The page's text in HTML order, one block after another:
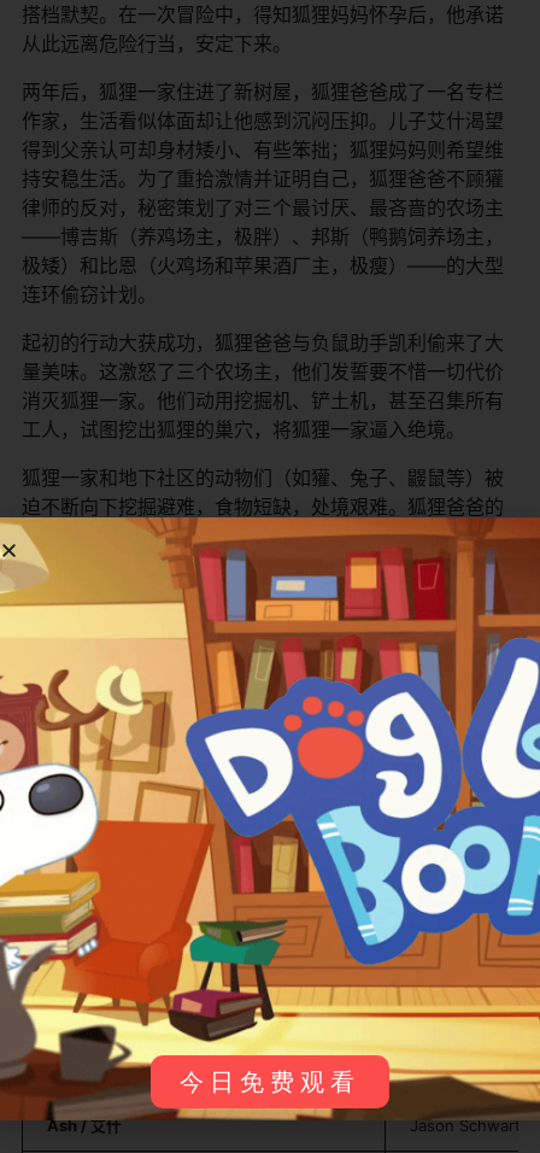
搭档默契。在一次冒险中，得知狐狸妈妈怀孕后，他承诺
从此远离危险行当，安定下来。
两年后，狐狸一家住进了新树屋，狐狸爸爸成了一名专栏
作家，生活看似体面却让他感到沉闷压抑。儿子艾什渴望
得到父亲认可却身材矮小、有些笨拙；狐狸妈妈则希望维
持安稳生活。为了重拾激情并证明自己，狐狸爸爸不顾獾
律师的反对，秘密策划了对三个最讨厌、最吝啬的农场主
——博吉斯（养鸡场主，极胖）、邦斯（鸭鹅饲养场主，
极矮）和比恩（火鸡场和苹果酒厂主，极瘦）——的大型
连环偷窃计划。
起初的行动大获成功，狐狸爸爸与负鼠助手凯利偷来了大
量美味。这激怒了三个农场主，他们发誓要不惜一切代价
消灭狐狸一家。他们动用挖掘机、铲土机，甚至召集所有
工人，试图挖出狐狸的巢穴，将狐狸一家逼入绝境。
狐狸一家和地下社区的动物们（如獾、兔子、鼹鼠等）被
迫不断向下挖掘避难，食物短缺，处境艰难。狐狸爸爸的
鲁莽行为让家人和邻居陷入危机，他也因此与狐狸妈妈产
生矛盾，并让儿子艾什感到失望。
在困境中，狐狸爸爸必须承担起责任。他发挥领导才能和
创造力，联合所有动物，制定了一个更大胆的计划：不是
继续逃跑，而是直接挖通通往三个农场主仓库的隧道，来
一场“地下大掠夺”！与此同时，艾什也试图通过帮助来自的
表兄克里斯托弗森来证明自己的价值。
最终，动物们成功举办了盛大的地下宴会，而三个农场主
仍愚蠢地守在洞口。狐狸爸爸不仅赢得了家人的原谅和尊
重，也找到了平衡天性与社会责任的方式，所有动物都在
团结中找到了属于自己的位置和快乐。
​主要角色介绍：​
角色名 (英文/中文) 配音演员
​Mr. Fox / 狐狸爸爸​ George Clooney
​Mrs. Fox / 狐狸妈妈​ Meryl Streep / 梅
​Ash / 艾什​ Jason
今日免费观看